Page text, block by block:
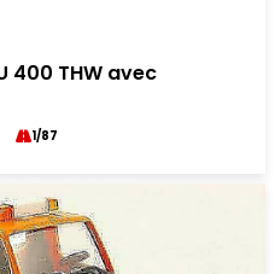
400 THW avec
1/87